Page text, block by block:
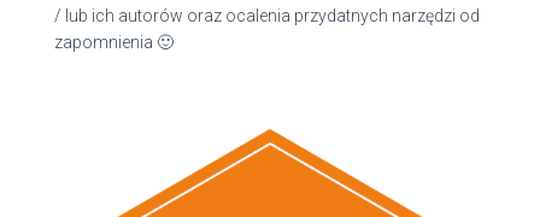
/ lub ich autorów oraz ocalenia przydatnych narzędzi od
zapomnienia 🙂